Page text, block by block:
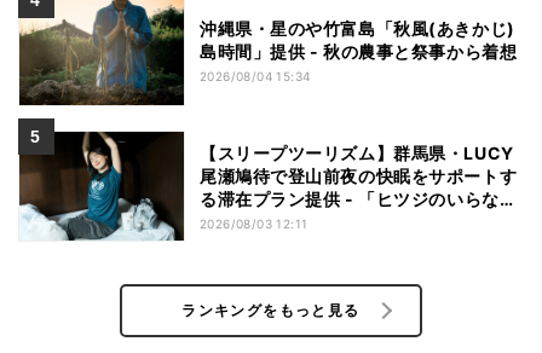
沖縄県・星のや竹富島「秋風(あきかじ)
島時間」提供 - 秋の農事と祭事から着想
2026/08/04 15:34
【スリープツーリズム】群馬県・LUCY
尾瀬鳩待で登山前夜の快眠をサポートす
る滞在プラン提供 - 「ヒツジのいらない
枕」とコラボ
2026/08/03 12:11
ランキングをもっと見る